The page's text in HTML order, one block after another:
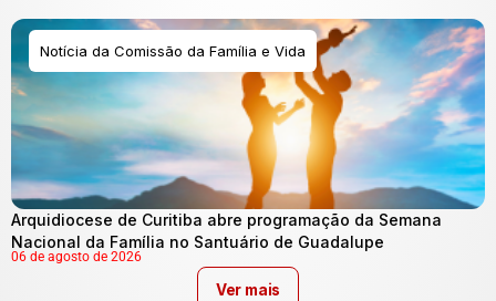
Notícia da Comissão da Família e Vida
Arquidiocese de Curitiba abre programação da Semana
Nacional da Família no Santuário de Guadalupe
06 de agosto de 2026
Ver mais